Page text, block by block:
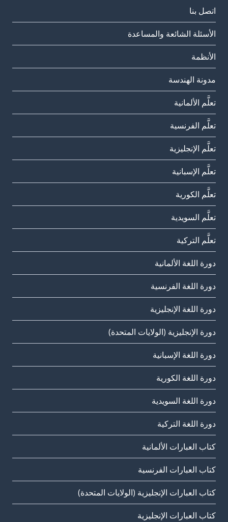
اتصل بنا
الأسئلة الشائعة والمساعدة
الأنظمة
مدونة الهندسة
تعلَّم الألمانية
تعلَّم الفرنسية
تعلَّم الإنجليزية
تعلَّم الإسبانية
تعلَّم الكورية
تعلَّم السويدية
تعلَّم التركية
دورة اللغة الألمانية
دورة اللغة الفرنسية
دورة اللغة الإنجليزية
دورة الإنجليزية (الولايات المتحدة)
دورة اللغة الإسبانية
دورة اللغة الكورية
دورة اللغة السويدية
دورة اللغة التركية
كتاب العبارات الألمانية
كتاب العبارات الفرنسية
كتاب العبارات الإنجليزية (الولايات المتحدة)
كتاب العبارات الإنجليزية